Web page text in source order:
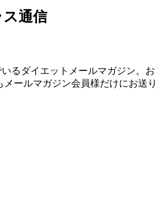
通信
るダイエットメールマガジン。お
ールマガジン会員様だけにお送り